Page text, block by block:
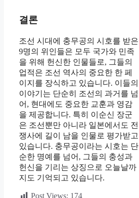
결론
조선 시대에 충무공의 시호를 받은
9명의 위인들은 모두 국가와 민족
을 위해 헌신한 인물들로, 그들의
업적은 조선 역사의 중요한 한 페
이지를 장식하고 있습니다. 이들의
이야기는 단순히 조선의 과거를 넘
어, 현대에도 중요한 교훈과 영감
을 제공합니다. 특히 이순신 장군
은 조선뿐만 아니라 일본에서도 전
쟁사에 길이 남을 인물로 평가받고
있습니다. 충무공이라는 시호는 단
순한 명예를 넘어, 그들의 충성과
헌신을 기리는 상징으로 오늘날까
지도 기억되고 있습니다.
Post Views: 174